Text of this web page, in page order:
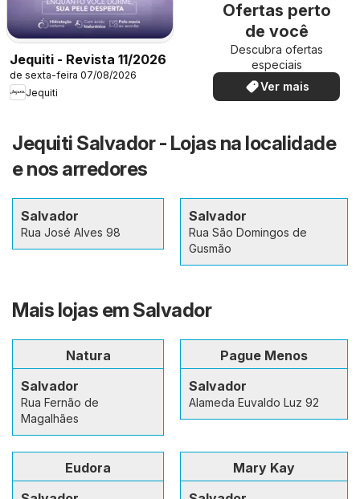
Jequiti - Revista 11/2026
de sexta-feira 07/08/2026
Jequiti
Ofertas perto
de você
Descubra ofertas
especiais
Ver mais
Jequiti Salvador - Lojas na localidade
e nos arredores
Salvador
Rua José Alves 98
Salvador
Rua São Domingos de
Gusmão
Mais lojas em Salvador
Natura
Salvador
Rua Fernão de
Magalhães
Pague Menos
Salvador
Alameda Euvaldo Luz 92
Eudora
Mary Kay